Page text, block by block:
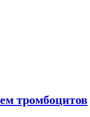
тромбоцитов